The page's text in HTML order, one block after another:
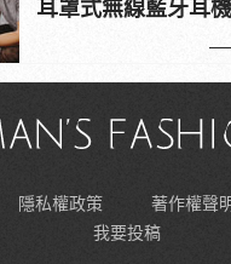
耳罩式無線藍牙耳
隱私權政策 著作權聲
我要投稿